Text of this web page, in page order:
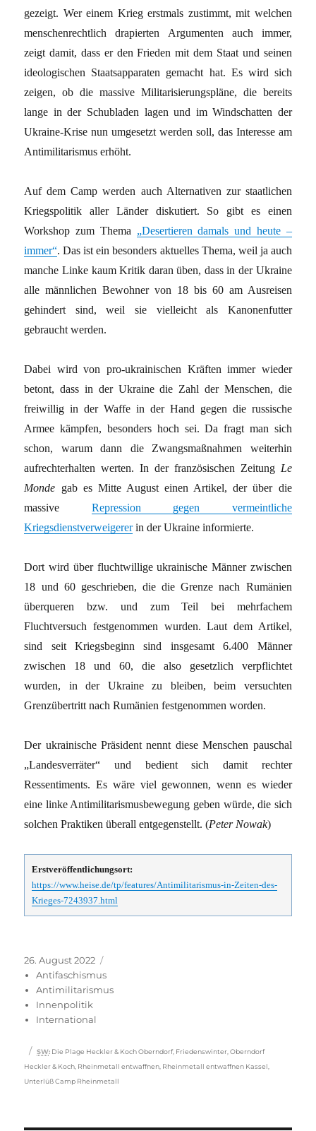
gezeigt. Wer einem Krieg erstmals zustimmt, mit welchen
menschenrechtlich drapierten Argumenten auch immer,
zeigt damit, dass er den Frieden mit dem Staat und seinen
ideologischen Staatsapparaten gemacht hat. Es wird sich
zeigen, ob die massive Militarisierungspläne, die bereits
lange in der Schubladen lagen und im Windschatten der
Ukraine-Krise nun umgesetzt werden soll, das Interesse am
Antimilitarismus erhöht.
Auf dem Camp werden auch Alternativen zur staatlichen
Kriegspolitik aller Länder diskutiert. So gibt es einen
Workshop zum Thema „Desertieren damals und heute –
immer“. Das ist ein besonders aktuelles Thema, weil ja auch
manche Linke kaum Kritik daran üben, dass in der Ukraine
alle männlichen Bewohner von 18 bis 60 am Ausreisen
gehindert sind, weil sie vielleicht als Kanonenfutter
gebraucht werden.
Dabei wird von pro-ukrainischen Kräften immer wieder
betont, dass in der Ukraine die Zahl der Menschen, die
freiwillig in der Waffe in der Hand gegen die russische
Armee kämpfen, besonders hoch sei. Da fragt man sich
schon, warum dann die Zwangsmaßnahmen weiterhin
aufrechterhalten werten. In der französischen Zeitung Le
Monde gab es Mitte August einen Artikel, der über die
massive Repression gegen vermeintliche
Kriegsdienstverweigererin der Ukraine informierte.
Dort wird über fluchtwillige ukrainische Männer zwischen
18 und 60 geschrieben, die die Grenze nach Rumänien
überqueren bzw. und zum Teil bei mehrfachem
Fluchtversuch festgenommen wurden. Laut dem Artikel,
sind seit Kriegsbeginn sind insgesamt 6.400 Männer
zwischen 18 und 60, die also gesetzlich verpflichtet
wurden, in der Ukraine zu bleiben, beim versuchten
Grenzübertritt nach Rumänien festgenommen worden.
Der ukrainische Präsident nennt diese Menschen pauschal
„Landesverräter“ und bedient sich damit rechter
Ressentiments. Es wäre viel gewonnen, wenn es wieder
eine linke Antimilitarismusbewegung geben würde, die sich
solchen Praktiken überall entgegenstellt. (Peter Nowak)
Erstveröffentlichungsort:
https://www.heise.de/tp/features/Antimilitarismus-in-Zeiten-des-
Krieges-7243937.html
Veröffentlicht
am
26. August 2022
Antifaschismus
Antimilitarismus
Innenpolitik
International
Schlagwörter
SW: Die Plage Heckler & Koch Oberndorf, Friedenswinter ,Oberndorf
Heckler & Koch Rheinmetall entwaffnen Rheinmetall entwaffnen Kassel
Unterlüß Camp Rheinmetall